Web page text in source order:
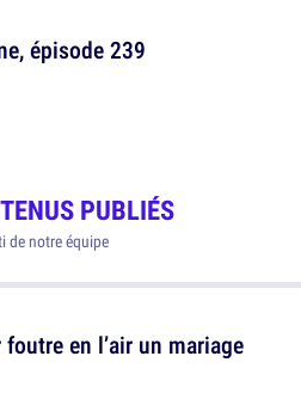
épisode 239
PUBLIÉS
de notre équipe
en l’air un mariage